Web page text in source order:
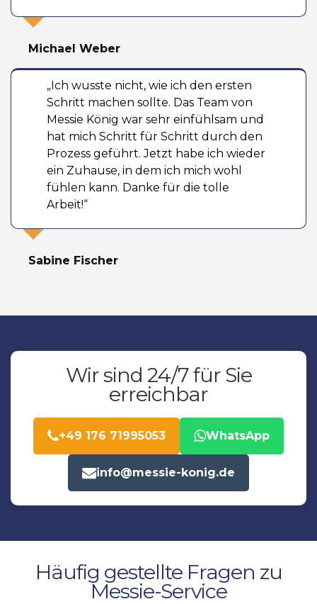
Michael Weber
„Ich wusste nicht, wie ich den ersten
Schritt machen sollte. Das Team von
Messie König war sehr einfühlsam und
hat mich Schritt für Schritt durch den
Prozess geführt. Jetzt habe ich wieder
ein Zuhause, in dem ich mich wohl
fühlen kann. Danke für die tolle
Arbeit!“
Sabine Fischer
Wir sind 24/7 für Sie
erreichbar
+49 176 71995053 WhatsApp
info@messie-konig.de
Häufig gestellte Fragen zu
Messie-Service